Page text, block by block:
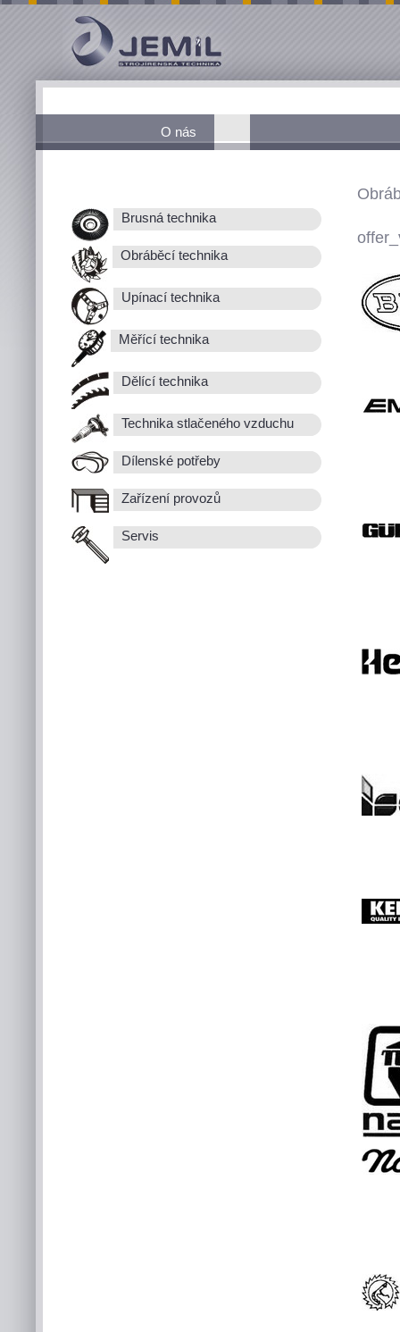
O nás
Brusná technika
Obráběcí technika
Upínací technika
Měřící technika
Dělící technika
Technika stlačeného vzduchu
Dílenské potřeby
Zařízení provozů
Servis